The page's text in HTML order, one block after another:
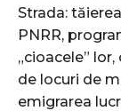
Strada:
PNRR,
„cioacele”
de locuri de
emigrarea